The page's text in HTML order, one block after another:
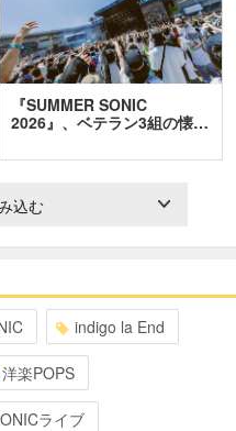
『SUMMER SONIC
2026』、ベテラン3組の懐…
込む
indigo la End
洋楽POPS
ライブ